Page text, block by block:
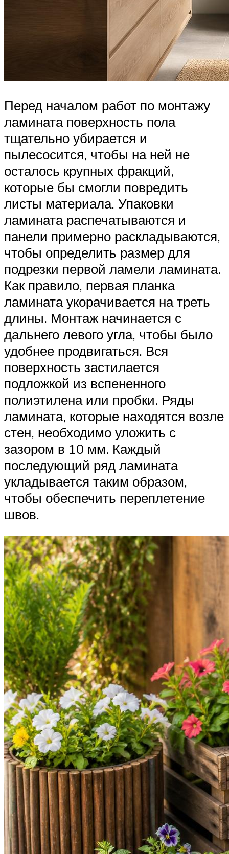
Перед началом работ по монтажу
ламината поверхность пола
тщательно убирается и
пылесосится, чтобы на ней не
осталось крупных фракций,
которые бы смогли повредить
листы материала. Упаковки
ламината распечатываются и
панели примерно раскладываются,
чтобы определить размер для
подрезки первой ламели ламината.
Как правило, первая планка
ламината укорачивается на треть
длины. Монтаж начинается с
дальнего левого угла, чтобы было
удобнее продвигаться. Вся
поверхность застилается
подложкой из вспененного
полиэтилена или пробки. Ряды
ламината, которые находятся возле
стен, необходимо уложить с
зазором в 10 мм. Каждый
последующий ряд ламината
укладывается таким образом,
чтобы обеспечить переплетение
швов.